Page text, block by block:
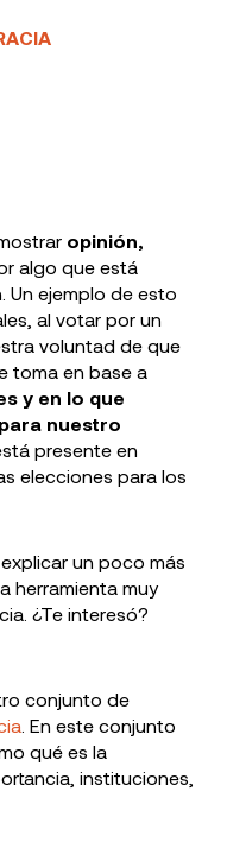
opinión,
algo que está
Un ejemplo de esto
al votar por un
voluntad de que
toma en base a
y en lo que
nuestro
presente en
elecciones para los
un poco más
herramienta muy
¿Te interesó?
conjunto de
. En este conjunto
qué es la
instituciones,